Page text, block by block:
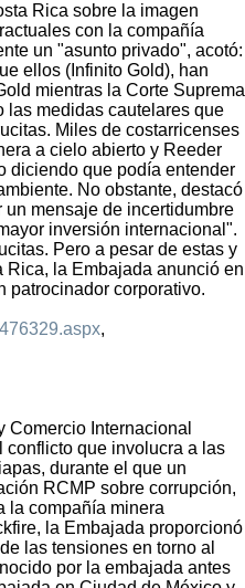
Rica sobre la imagen
con la compañía
un "asunto privado", acotó:
ellos (Infinito Gold), han
mientras la Corte Suprema
las medidas cautelares que
Miles de costarricenses
a cielo abierto y Reeder
diciendo que podía entender
No obstante, destacó
mensaje de incertidumbre
inversión internacional".
Pero a pesar de estas y
la Embajada anunció en
patrocinador corporativo.
,
Internacional
conflicto que involucra a las
durante el que un
RCMP sobre corrupción,
la compañía minera
la Embajada proporcionó
las tensiones en torno al
por la embajada antes